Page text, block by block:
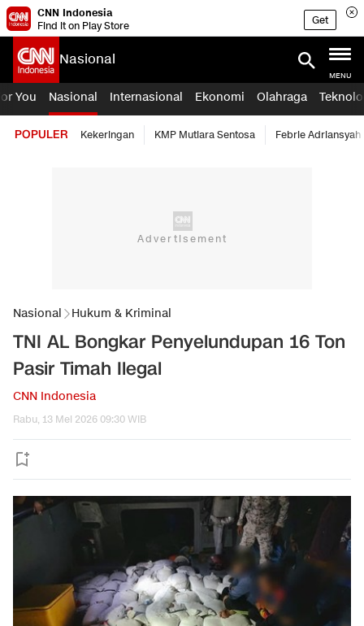
CNN Indonesia
Find it on Play Store
Get
Nasional
MENU
You Nasional Internasional Ekonomi Olahraga
POPULER Kekeringan KMP Mutiara Sentosa Febrie Adriansyah
Nasional Hukum & Kriminal
TNI AL Bongkar Penyelundupan 16 Ton
Pasir Timah Ilegal
CNN Indonesia
Rabu, 13 Mei 2026 09:30 WIB